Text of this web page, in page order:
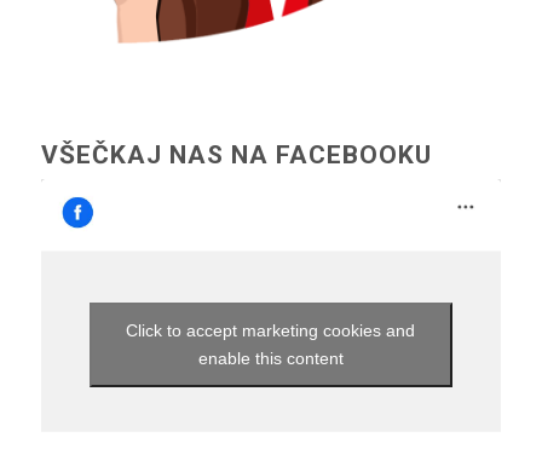
VŠEČKAJ NAS NA FACEBOOKU
Click to accept marketing cookies and
enable this content